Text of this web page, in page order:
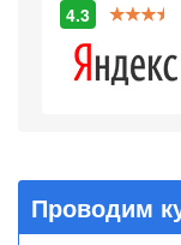
4.3
Проводим